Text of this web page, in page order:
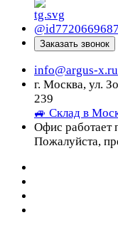
Заказать звонок
info@argus-x.ru
г. Москва, ул.
239
🚙 Склад в
Офис работает
Пожалуйста,